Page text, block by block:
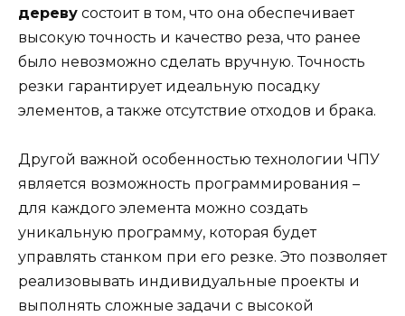
дереву состоит в том, что она обеспечивает
высокую точность и качество реза, что ранее
было невозможно сделать вручную. Точность
резки гарантирует идеальную посадку
элементов, а также отсутствие отходов и брака.
Другой важной особенностью технологии ЧПУ
является возможность программирования –
для каждого элемента можно создать
уникальную программу, которая будет
управлять станком при его резке. Это позволяет
реализовывать индивидуальные проекты и
выполнять сложные задачи с высокой